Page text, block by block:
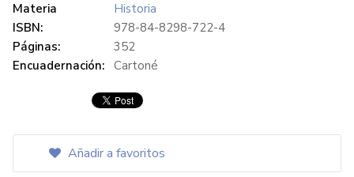
Materia
Historia
ISBN:
978-84-8298-722-4
Páginas:
352
Encuadernación: Cartoné
Añadir a favoritos